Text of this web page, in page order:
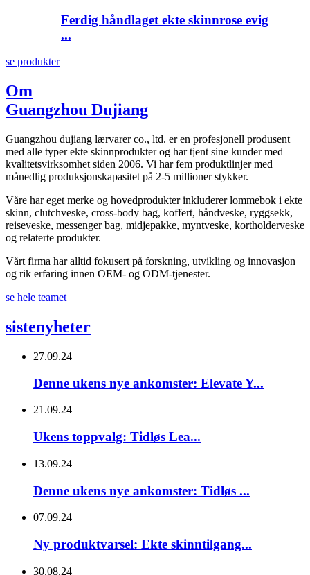
Ferdig håndlaget ekte skinnrose evig
...
se produkter
Om
Guangzhou Dujiang
Guangzhou dujiang lærvarer co., ltd. er en profesjonell produsent
med alle typer ekte skinnprodukter og har tjent sine kunder med
kvalitetsvirksomhet siden 2006. Vi har fem produktlinjer med
månedlig produksjonskapasitet på 2-5 millioner stykker.
Våre har eget merke og hovedprodukter inkluderer lommebok i ekte
skinn, clutchveske, cross-body bag, koffert, håndveske, ryggsekk,
reiseveske, messenger bag, midjepakke, myntveske, kortholderveske
og relaterte produkter.
Vårt firma har alltid fokusert på forskning, utvikling og innovasjon
og rik erfaring innen OEM- og ODM-tjenester.
se hele teamet
sistenyheter
27.09.24
Denne ukens nye ankomster: Elevate Y...
21.09.24
Ukens toppvalg: Tidløs Lea...
13.09.24
Denne ukens nye ankomster: Tidløs ...
07.09.24
Ny produktvarsel: Ekte skinntilgang...
30.08.24